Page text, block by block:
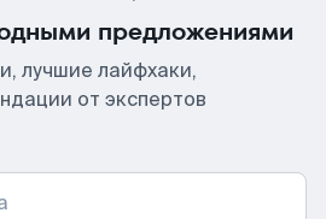
предложениями
лучшие лайфхаки,
от экспертов